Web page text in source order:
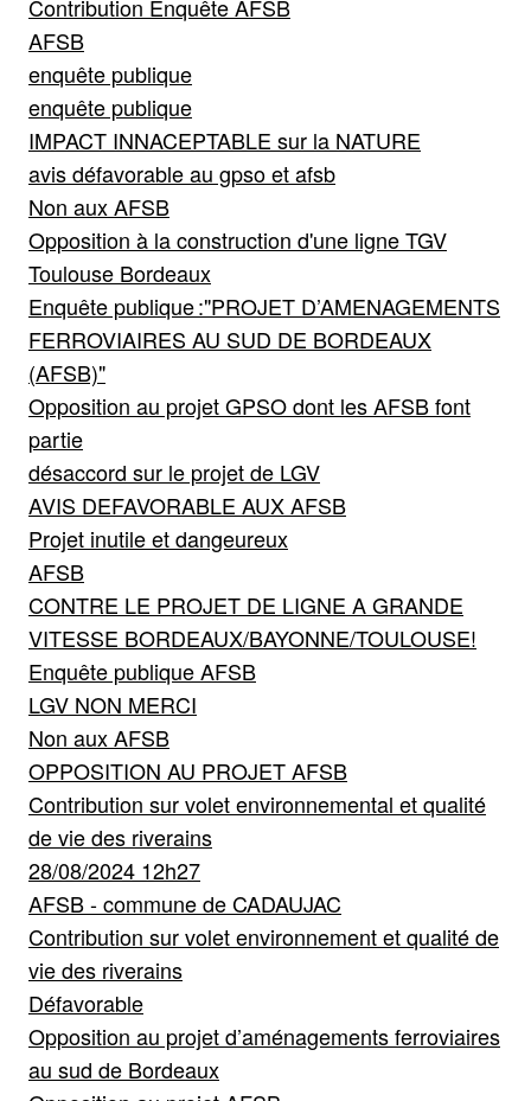
Contribution Enquête AFSB
AFSB
enquête publique
enquête publique
IMPACT INNACEPTABLE sur la NATURE
avis défavorable au gpso et afsb
Non aux AFSB
Opposition à la construction d'une ligne TGV
Toulouse Bordeaux
Enquête publique :"PROJET D’AMENAGEMENTS
FERROVIAIRES AU SUD DE BORDEAUX
(AFSB)"
Opposition au projet GPSO dont les AFSB font
partie
désaccord sur le projet de LGV
AVIS DEFAVORABLE AUX AFSB
Projet inutile et dangeureux
AFSB
CONTRE LE PROJET DE LIGNE A GRANDE
VITESSE BORDEAUX/BAYONNE/TOULOUSE!
Enquête publique AFSB
LGV NON MERCI
Non aux AFSB
OPPOSITION AU PROJET AFSB
Contribution sur volet environnemental et qualité
de vie des riverains
28/08/2024 12h27
AFSB - commune de CADAUJAC
Contribution sur volet environnement et qualité de
vie des riverains
Défavorable
Opposition au projet d’aménagements ferroviaires
au sud de Bordeaux